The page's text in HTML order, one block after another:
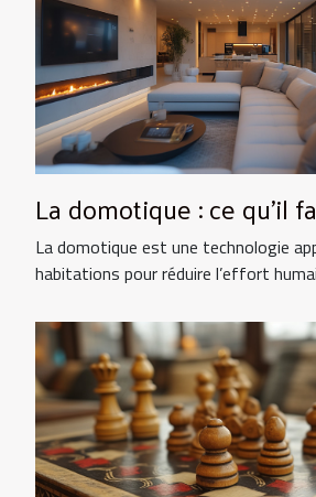
La domotique : ce qu’il
La domotique est une technologie
habitations pour réduire l’effort